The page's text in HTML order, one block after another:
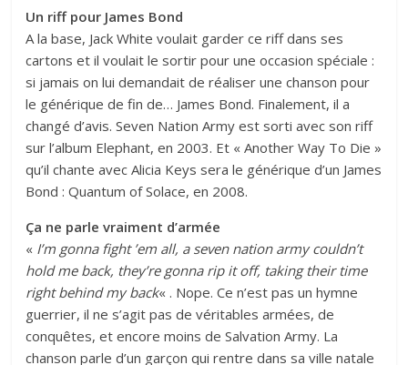
Un riff pour James Bond
A la base, Jack White voulait garder ce riff dans ses
cartons et il voulait le sortir pour une occasion spéciale :
si jamais on lui demandait de réaliser une chanson pour
le générique de fin de… James Bond. Finalement, il a
changé d’avis. Seven Nation Army est sorti avec son riff
sur l’album Elephant, en 2003. Et « Another Way To Die »
qu’il chante avec Alicia Keys sera le générique d’un James
Bond : Quantum of Solace, en 2008.
Ça ne parle vraiment d’armée
« I’m gonna fight ’em all, a seven nation army couldn’t
hold me back, they’re gonna rip it off, taking their time
right behind my back« . Nope. Ce n’est pas un hymne
guerrier, il ne s’agit pas de véritables armées, de
conquêtes, et encore moins de Salvation Army. La
chanson parle d’un garçon qui rentre dans sa ville natale